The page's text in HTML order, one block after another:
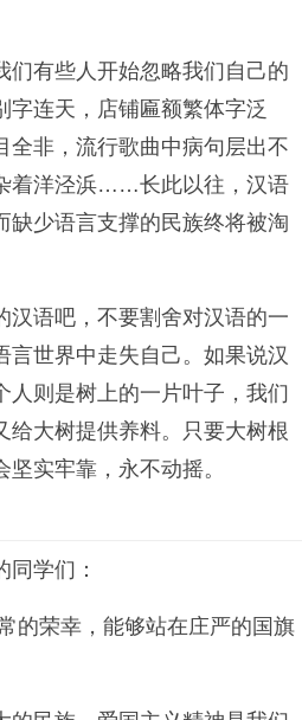
们有些人开始忽略我们自己的
字连天，店铺匾额繁体字泛
全非，流行歌曲中病句层出不
着洋泾浜……长此以往，汉语
缺少语言支撑的民族终将被淘
汉语吧，不要割舍对汉语的一
言世界中走失自己。如果说汉
人则是树上的一片叶子，我们
给大树提供养料。只要大树根
实牢靠，永不动摇。
学们：
的荣幸，能够站在庄严的国旗